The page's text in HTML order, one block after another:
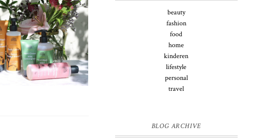
beauty
fashion
food
home
kinderen
lifestyle
personal
travel
BLOG ARCHIVE